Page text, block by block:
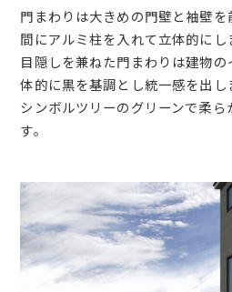
門まわりは大きめの門壁と袖壁
間にアルミ柱を入れて立体的にし
目隠しを兼ねた門まわりは建物
体的に黒を基調とし統一感を出し
シンボルツリーのグリーンで柔ら
す。